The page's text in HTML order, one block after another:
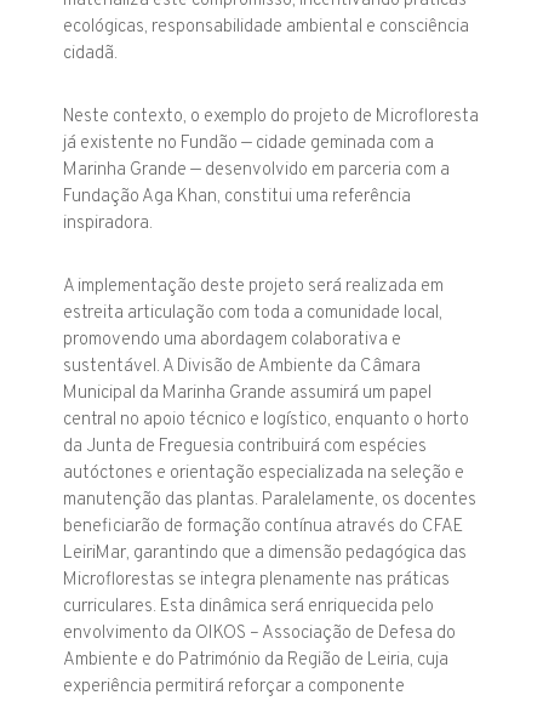
ecológicas, responsabilidade ambiental e consciência
cidadã.
Neste contexto, o exemplo do projeto de Microfloresta
já existente no Fundão — cidade geminada com a
Marinha Grande — desenvolvido em parceria com a
Fundação Aga Khan, constitui uma referência
inspiradora.
A implementação deste projeto será realizada em
estreita articulação com toda a comunidade local,
promovendo uma abordagem colaborativa e
sustentável. A Divisão de Ambiente da Câmara
Municipal da Marinha Grande assumirá um papel
central no apoio técnico e logístico, enquanto o horto
da Junta de Freguesia contribuirá com espécies
autóctones e orientação especializada na seleção e
manutenção das plantas. Paralelamente, os docentes
beneficiarão de formação contínua através do CFAE
LeiriMar, garantindo que a dimensão pedagógica das
Microflorestas se integra plenamente nas práticas
curriculares. Esta dinâmica será enriquecida pelo
envolvimento da OIKOS – Associação de Defesa do
Ambiente e do Património da Região de Leiria, cuja
experiência permitirá reforçar a componente